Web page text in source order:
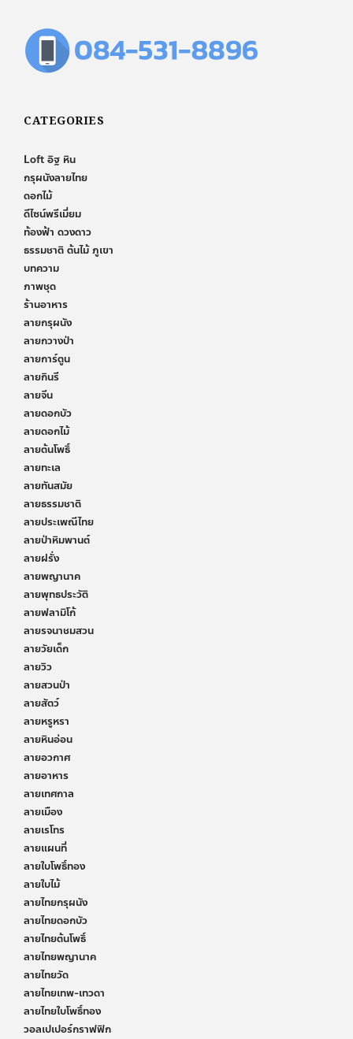
CATEGORIES
Loft อิฐ หิน
กรุผนังลายไทย
ดอกไม้
ดีไซน์พรีเมี่ยม
ท้องฟ้า ดวงดาว
ธรรมชาติ ต้นไม้ ภูเขา
บทความ
ภาพชุด
ร้านอาหาร
ลายกรุผนัง
ลายกวางป่า
ลายการ์ตูน
ลายกินรี
ลายจีน
ลายดอกบัว
ลายดอกไม้
ลายต้นโพธิ์
ลายทะเล
ลายทันสมัย
ลายธรรมชาติ
ลายประเพณีไทย
ลายป่าหิมพานต์
ลายฝรั่ง
ลายพญานาค
ลายพุทธประวัติ
ลายฟลามิโก้
ลายรจนาชมสวน
ลายวัยเด็ก
ลายวิว
ลายสวนป่า
ลายสัตว์
ลายหรูหรา
ลายหินอ่อน
ลายอวกาศ
ลายอาหาร
ลายเทศกาล
ลายเมือง
ลายเรโทร
ลายแผนที่
ลายใบโพธิ์ทอง
ลายใบไม้
ลายไทยกรุผนัง
ลายไทยดอกบัว
ลายไทยต้นโพธิ์
ลายไทยพญานาค
ลายไทยวัด
ลายไทยเทพ-เทวดา
ลายไทยใบโพธิ์ทอง
วอลเปเปอร์กราฟฟิก